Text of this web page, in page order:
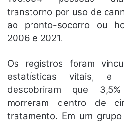
transtorno por uso de
ao pronto-socorro ou
2006 e 2021.
Os registros foram
estatísticas vitais, e
descobriram que
morreram dentro de
tratamento. Em um